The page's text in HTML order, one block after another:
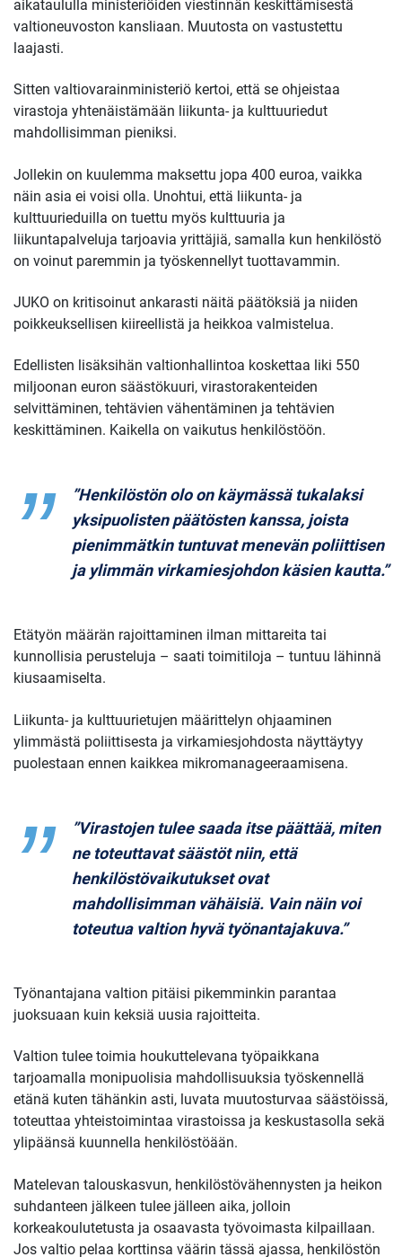
aikataululla ministeriöiden viestinnän keskittämisestä
valtioneuvoston kansliaan. Muutosta on vastustettu
laajasti.
Sitten valtiovarainministeriö kertoi, että se ohjeistaa
virastoja yhtenäistämään liikunta- ja kulttuuriedut
mahdollisimman pieniksi.
Jollekin on kuulemma maksettu jopa 400 euroa, vaikka
näin asia ei voisi olla. Unohtui, että liikunta- ja
kulttuurieduilla on tuettu myös kulttuuria ja
liikuntapalveluja tarjoavia yrittäjiä, samalla kun henkilöstö
on voinut paremmin ja työskennellyt tuottavammin.
JUKO on kritisoinut ankarasti näitä päätöksiä ja niiden
poikkeuksellisen kiireellistä ja heikkoa valmistelua.
Edellisten lisäksihän valtionhallintoa koskettaa liki 550
miljoonan euron säästökuuri, virastorakenteiden
selvittäminen, tehtävien vähentäminen ja tehtävien
keskittäminen. Kaikella on vaikutus henkilöstöön.
”Henkilöstön olo on käymässä tukalaksi
yksipuolisten päätösten kanssa, joista
pienimmätkin tuntuvat menevän poliittisen
ja ylimmän virkamiesjohdon käsien kautta.”
Etätyön määrän rajoittaminen ilman mittareita tai
kunnollisia perusteluja – saati toimitiloja – tuntuu lähinnä
kiusaamiselta.
Liikunta- ja kulttuurietujen määrittelyn ohjaaminen
ylimmästä poliittisesta ja virkamiesjohdosta näyttäytyy
puolestaan ennen kaikkea mikromanageeraamisena.
”Virastojen tulee saada itse päättää, miten
ne toteuttavat säästöt niin, että
henkilöstövaikutukset ovat
mahdollisimman vähäisiä. Vain näin voi
toteutua valtion hyvä työnantajakuva.”
Työnantajana valtion pitäisi pikemminkin parantaa
juoksuaan kuin keksiä uusia rajoitteita.
Valtion tulee toimia houkuttelevana työpaikkana
tarjoamalla monipuolisia mahdollisuuksia työskennellä
etänä kuten tähänkin asti, luvata muutosturvaa säästöissä,
toteuttaa yhteistoimintaa virastoissa ja keskustasolla sekä
ylipäänsä kuunnella henkilöstöään.
Matelevan talouskasvun, henkilöstövähennysten ja heikon
suhdanteen jälkeen tulee jälleen aika, jolloin
korkeakoulutetusta ja osaavasta työvoimasta kilpaillaan.
Jos valtio pelaa korttinsa väärin tässä ajassa, henkilöstön